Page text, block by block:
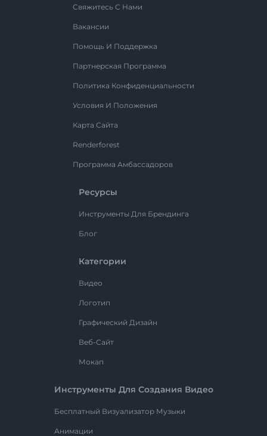
Свяжитесь С Нами
Вакансии
Помощь И Поддержка
Партнерская Программа
Политика Конфиденциальности
Условия И Положения
Карта Сайта
Renderforest
Программа Амбассадоров
Ресурсы
Инструменты Для Брендинга
Блог
Категории
Видео
Логотип
Графический Дизайн
Веб-Сайт
Мокап
Инструменты Для Создания Видео
Бесплатный Визуализатор Музыки
Анимации